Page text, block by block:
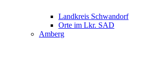
Landkreis Schwandorf
Orte im Lkr. SAD
Amberg